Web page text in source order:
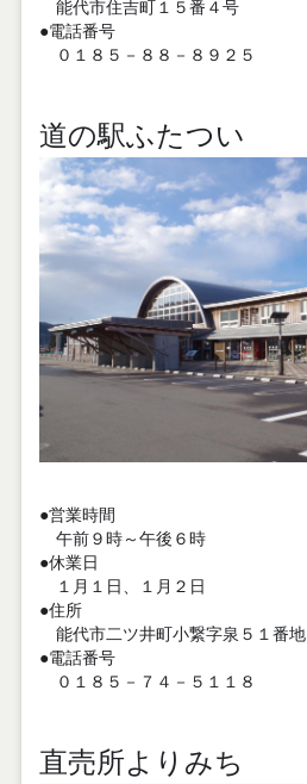
能代市住吉町１５番４号
●電話番号
０１８５－８８－８９２５
道の駅ふたつい
●営業時間
午前９時～午後６時
●休業日
１月１日、１月２日
●住所
能代市二ツ井町小繋字泉５１番地
●電話番号
０１８５－７４－５１１８
直売所よりみち